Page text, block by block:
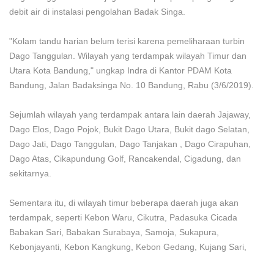
debit air di instalasi pengolahan Badak Singa.
"Kolam tandu harian belum terisi karena pemeliharaan turbin
Dago Tanggulan. Wilayah yang terdampak wilayah Timur dan
Utara Kota Bandung," ungkap Indra di Kantor PDAM Kota
Bandung, Jalan Badaksinga No. 10 Bandung, Rabu (3/6/2019).
Sejumlah wilayah yang terdampak antara lain daerah Jajaway,
Dago Elos, Dago Pojok, Bukit Dago Utara, Bukit dago Selatan,
Dago Jati, Dago Tanggulan, Dago Tanjakan , Dago Cirapuhan,
Dago Atas, Cikapundung Golf, Rancakendal, Cigadung, dan
sekitarnya.
Sementara itu, di wilayah timur beberapa daerah juga akan
terdampak, seperti Kebon Waru, Cikutra, Padasuka Cicada
Babakan Sari, Babakan Surabaya, Samoja, Sukapura,
Kebonjayanti, Kebon Kangkung, Kebon Gedang, Kujang Sari,